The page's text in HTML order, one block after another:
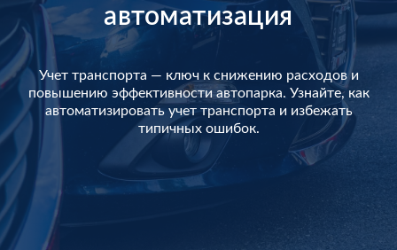
автоматизация
Учет транспорта — ключ к снижению расходов и
повышению эффективности автопарка. Узнайте, как
автоматизировать учет транспорта и избежать
типичных ошибок.